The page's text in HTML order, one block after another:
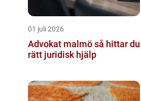
01 juli 2026
Advokat malmö så hittar du
rätt juridisk hjälp